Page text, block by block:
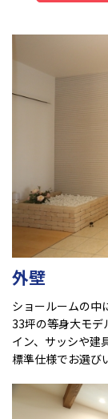
外壁
ショールームの中
33坪の等身大モデ
イン、サッシや建
標準仕様でお選び